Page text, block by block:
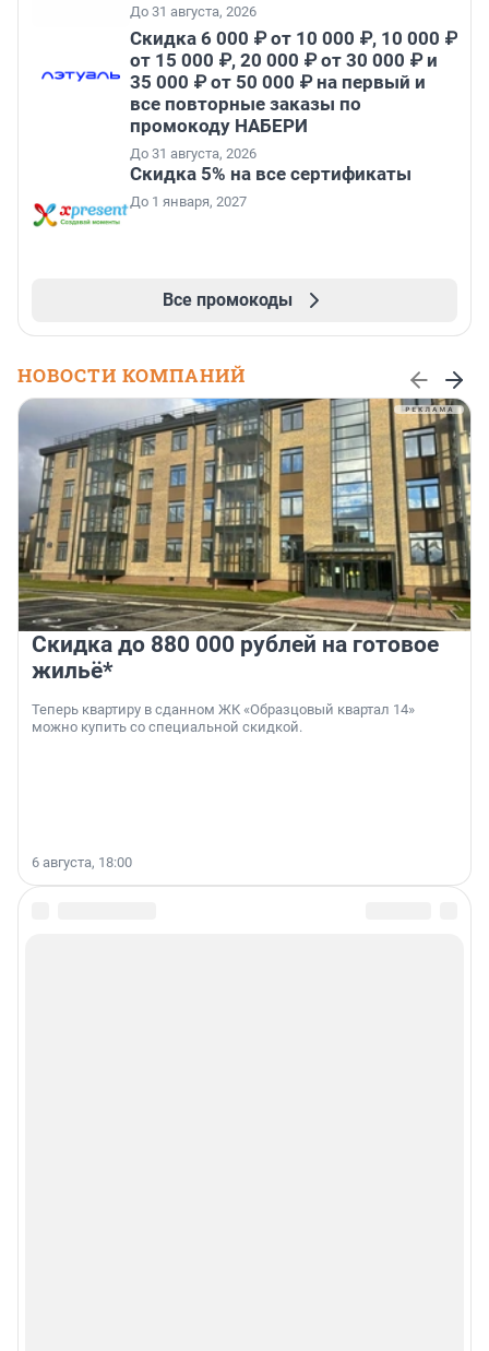
До 31 августа, 2026
Скидка 6 000 ₽ от 10 000 ₽, 10 000 ₽
от 15 000 ₽, 20 000 ₽ от 30 000 ₽ и
35 000 ₽ от 50 000 ₽ на первый и
все повторные заказы по
промокоду НАБЕРИ
До 31 августа, 2026
Скидка 5% на все сертификаты
До 1 января, 2027
Все промокоды
НОВОСТИ КОМПАНИЙ
Скидка до 880 000 рублей на готовое
жильё*
Теперь квартиру в сданном ЖК «Образцовый квартал 14»
можно купить со специальной скидкой.
6 августа, 18:00